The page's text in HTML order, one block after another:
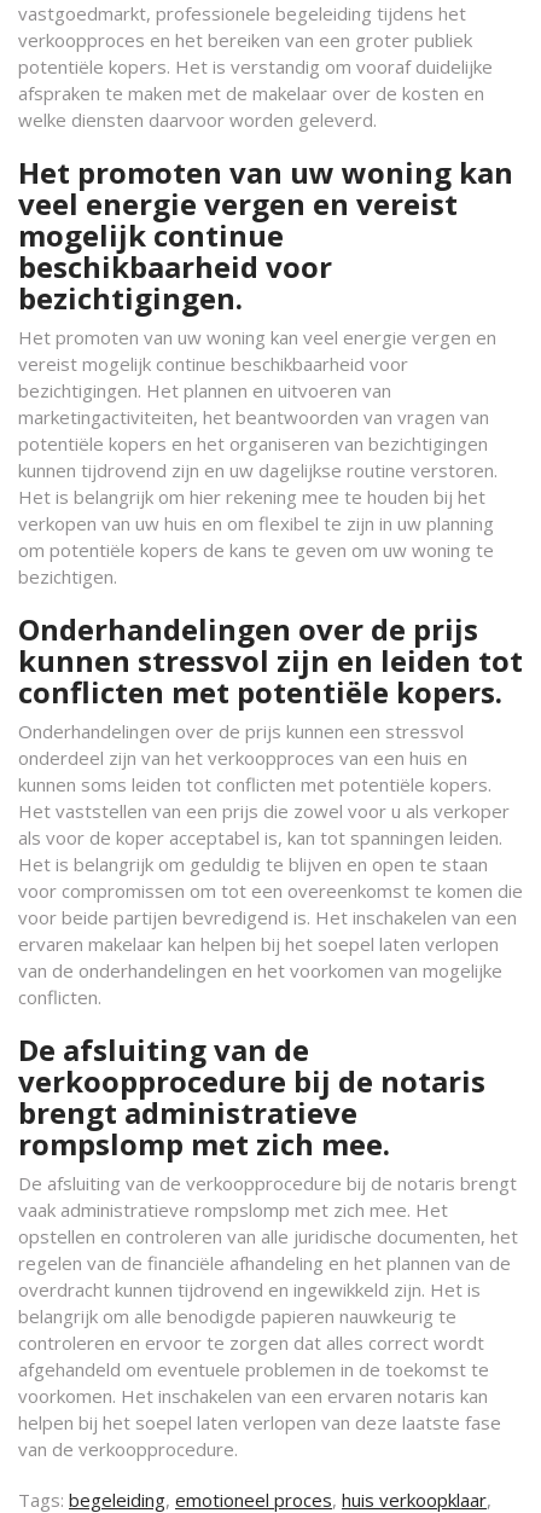
vastgoedmarkt, professionele begeleiding tijdens het
verkoopproces en het bereiken van een groter publiek
potentiële kopers. Het is verstandig om vooraf duidelijke
afspraken te maken met de makelaar over de kosten en
welke diensten daarvoor worden geleverd.
Het promoten van uw woning kan
veel energie vergen en vereist
mogelijk continue
beschikbaarheid voor
bezichtigingen.
Het promoten van uw woning kan veel energie vergen en
vereist mogelijk continue beschikbaarheid voor
bezichtigingen. Het plannen en uitvoeren van
marketingactiviteiten, het beantwoorden van vragen van
potentiële kopers en het organiseren van bezichtigingen
kunnen tijdrovend zijn en uw dagelijkse routine verstoren.
Het is belangrijk om hier rekening mee te houden bij het
verkopen van uw huis en om flexibel te zijn in uw planning
om potentiële kopers de kans te geven om uw woning te
bezichtigen.
Onderhandelingen over de prijs
kunnen stressvol zijn en leiden tot
conflicten met potentiële kopers.
Onderhandelingen over de prijs kunnen een stressvol
onderdeel zijn van het verkoopproces van een huis en
kunnen soms leiden tot conflicten met potentiële kopers.
Het vaststellen van een prijs die zowel voor u als verkoper
als voor de koper acceptabel is, kan tot spanningen leiden.
Het is belangrijk om geduldig te blijven en open te staan
voor compromissen om tot een overeenkomst te komen die
voor beide partijen bevredigend is. Het inschakelen van een
ervaren makelaar kan helpen bij het soepel laten verlopen
van de onderhandelingen en het voorkomen van mogelijke
conflicten.
De afsluiting van de
verkoopprocedure bij de notaris
brengt administratieve
rompslomp met zich mee.
De afsluiting van de verkoopprocedure bij de notaris brengt
vaak administratieve rompslomp met zich mee. Het
opstellen en controleren van alle juridische documenten, het
regelen van de financiële afhandeling en het plannen van de
overdracht kunnen tijdrovend en ingewikkeld zijn. Het is
belangrijk om alle benodigde papieren nauwkeurig te
controleren en ervoor te zorgen dat alles correct wordt
afgehandeld om eventuele problemen in de toekomst te
voorkomen. Het inschakelen van een ervaren notaris kan
helpen bij het soepel laten verlopen van deze laatste fase
van de verkoopprocedure.
Tags: begeleiding, emotioneel proces, huis verkoopklaar,